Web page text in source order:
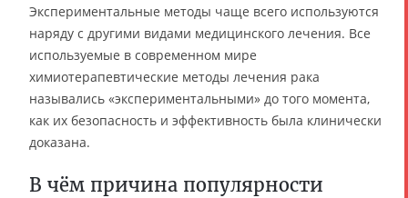
Экспериментальные методы чаще всего используются
наряду с другими видами медицинского лечения. Все
используемые в современном мире
химиотерапевтические методы лечения рака
назывались «экспериментальными» до того момента,
как их безопасность и эффективность была клинически
доказана.
В чём причина популярности